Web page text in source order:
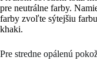
pre neutrálne farby.
farby zvoľte sýtejšiu
khaki.
Pre stredne opálenú